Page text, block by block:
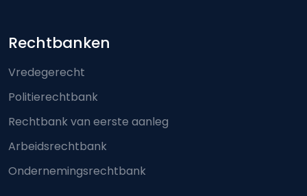
Footer-menu
Rechtbanken
Vredegerecht
Politierechtbank
Rechtbank van eerste aanleg
Arbeidsrechtbank
Ondernemingsrechtbank